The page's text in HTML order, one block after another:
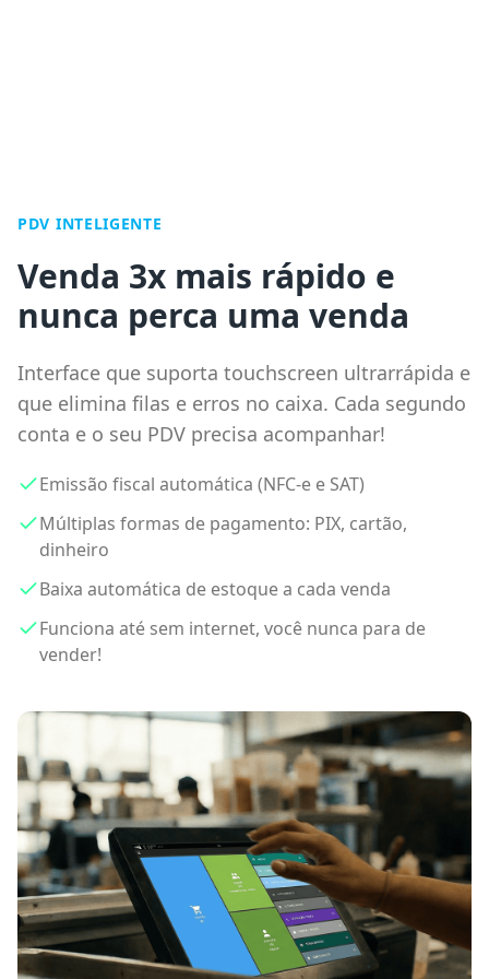
PDV INTELIGENTE
Venda 3x mais rápido e
nunca perca uma venda
Interface que suporta touchscreen ultrarrápida e
que elimina filas e erros no caixa. Cada segundo
conta e o seu PDV precisa acompanhar!
Emissão fiscal automática (NFC-e e SAT)
Múltiplas formas de pagamento: PIX, cartão,
dinheiro
Baixa automática de estoque a cada venda
Funciona até sem internet, você nunca para de
vender!